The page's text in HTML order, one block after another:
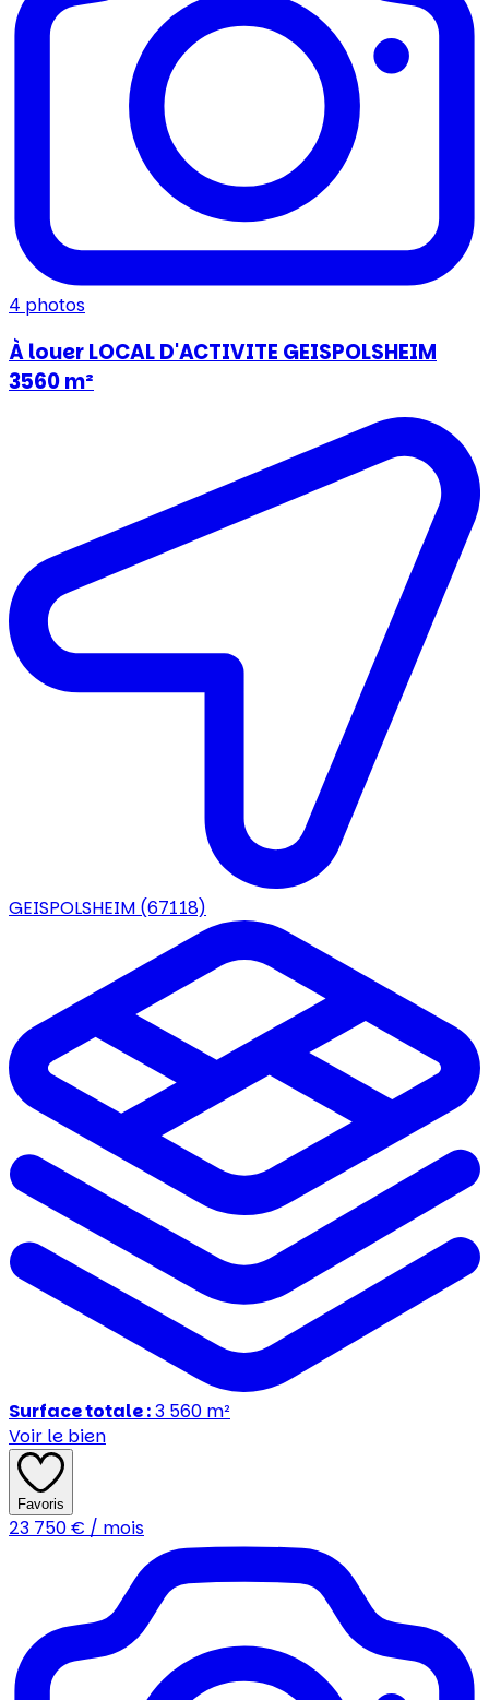
4 photos
À louer LOCAL D'ACTIVITE GEISPOLSHEIM
3560 m²
GEISPOLSHEIM (67118)
Surface totale :3 560 m²
Voir le bien
Favoris
23 750€ / mois